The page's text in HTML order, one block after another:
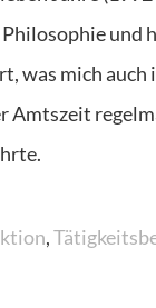
und
was mich auch
,